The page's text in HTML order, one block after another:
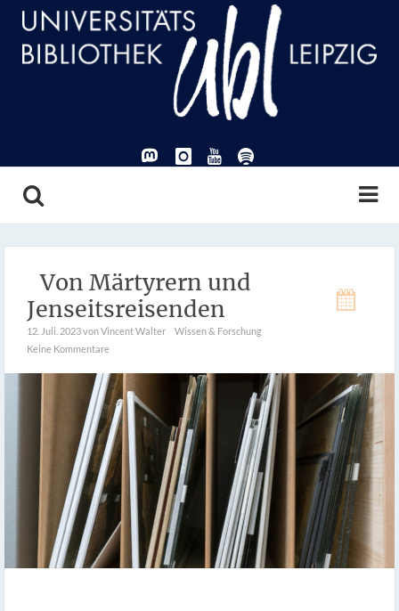
Von Märtyrern und
Jenseitsreisenden
12. Juli. 2023von Vincent Walter
Wissen & Forschung
Keine Kommentare